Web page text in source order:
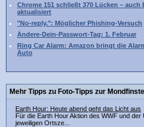
Chrome 151 schließt 370 Lücken – auch
aktualisiert
"No-reply.": Möglicher Phishing-Versuch
Ändere-Dein-Passwort-Tag: 1. Februar
Ring Car Alarm: Amazon bringt die
Auto
Mehr Tipps zu Foto-Tipps zur
Earth Hour: Heute abend geht das Licht aus
Für die Earth Hour Aktion des WWF und
jeweiligen Ortsze...